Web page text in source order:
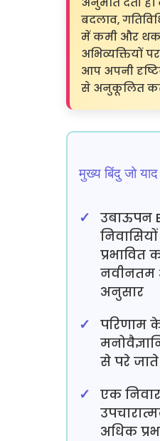
बदलाव,
में कमी और
अभिव्यक्तियों
आप अपनी
से अनुकूलित
मुख्य बिंदु जो
उबाऊपन
प्रभावित
नवीनतम
अनुसार
परिणाम
से परे
एक
अधिक